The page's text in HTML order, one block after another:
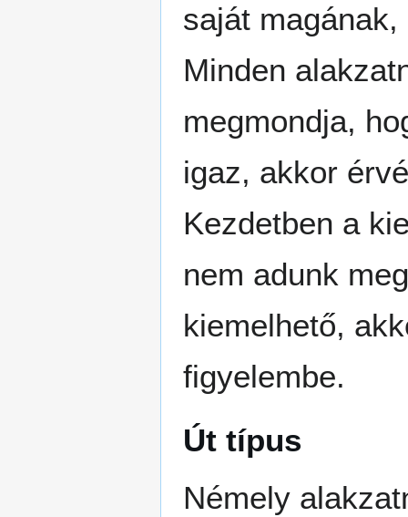
saját
Minden
megmondja,
igaz, akkor
Kezdetben a
nem adunk
kiemelhető,
figyelembe.
Út típus
Némely